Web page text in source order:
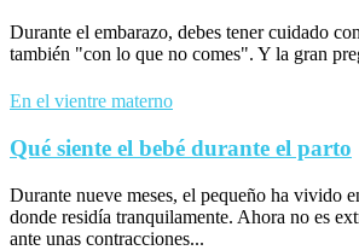
Durante el embarazo, debes tener cuidado
también "con lo que no comes". Y la gran
En el vientre materno
Qué siente el bebé durante el parto
Durante nueve meses, el pequeño ha vivido
donde residía tranquilamente. Ahora no es
ante unas contracciones...